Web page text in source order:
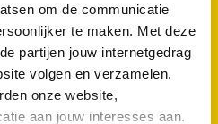
om de communicatie
te maken. Met deze
partijen jouw internetgedrag
volgen en verzamelen.
onze website,
aan jouw interesses aan.
van uw WC
bij een verstopte wc of afvoer?
een toilet of afvoer niet meer